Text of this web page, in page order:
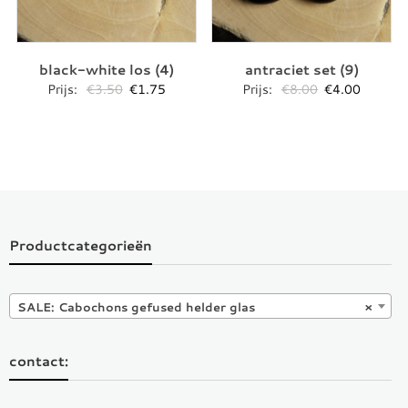
black-white los (4)
Prijs: €3.50 Oorspronkelijke
€1.75Huidige
antraciet set (9)
Prijs: €8.00 €4.00
Productcategorieën
×
SALE: Cabochons gefused helder glas
contact: